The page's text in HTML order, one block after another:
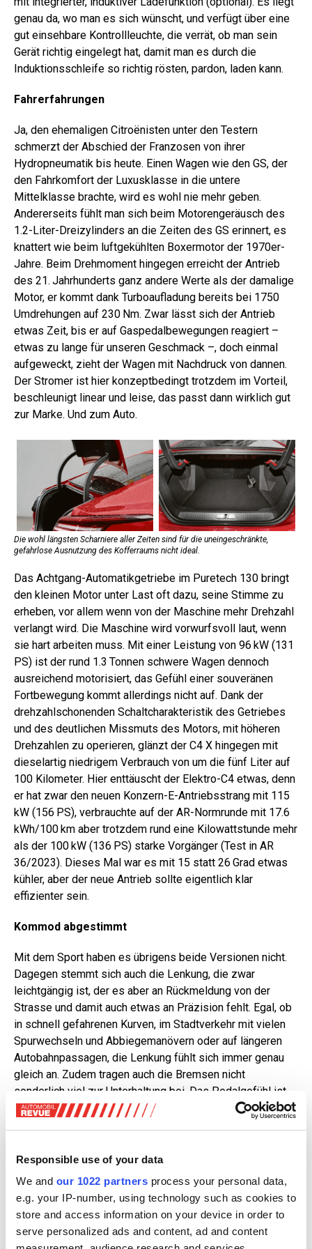
Responsible use of your data
We and our 1022 partners process your personal data,
e.g. your IP-number, using technology such as cookies to
store and access information on your device in order to
serve personalized ads and content, ad and content
genau da, wo man es sich wünscht, und verfügt über eine
gut einsehbare Kontrollleuchte, die verrät, ob man sein
Gerät richtig eingelegt hat, damit man es durch die
Induktionsschleife so richtig rösten, pardon, laden kann.
Fahrerfahrungen
Ja, den ehemaligen Citroënisten unter den Testern
schmerzt der Abschied der Franzosen von ihrer
Hydropneumatik bis heute. Einen Wagen wie den GS, der
den Fahrkomfort der Luxusklasse in die untere
Mittelklasse brachte, wird es wohl nie mehr geben.
Andererseits fühlt man sich beim Motorengeräusch des
1.2-Liter-Dreizylinders an die Zeiten des GS erinnert, es
knattert wie beim luftgekühlten Boxermotor der 1970er-
Jahre. Beim Drehmoment hingegen erreicht der Antrieb
des 21. Jahrhunderts ganz andere Werte als der damalige
Motor, er kommt dank Turboaufladung bereits bei 1750
Umdrehungen auf 230 Nm. Zwar lässt sich der Antrieb
etwas Zeit, bis er auf Gaspedalbewegungen reagiert –
etwas zu lange für unseren Geschmack –, doch einmal
aufgeweckt, zieht der Wagen mit Nachdruck von dannen.
Der Stromer ist hier konzeptbedingt trotzdem im Vorteil,
beschleunigt linear und leise, das passt dann wirklich gut
zur Marke. Und zum Auto.
Die wohl längsten Scharniere aller Zeiten sind für die uneingeschränkte,
gefahrlose Ausnutzung des Kofferraums nicht ideal.
Das Achtgang-Automatikgetriebe im Puretech 130 bringt
den kleinen Motor unter Last oft dazu, seine Stimme zu
erheben, vor allem wenn von der Maschine mehr Drehzahl
verlangt wird. Die Maschine wird vorwurfsvoll laut, wenn
sie hart arbeiten muss. Mit einer Leistung von 96 kW (131
PS) ist der rund 1.3 Tonnen schwere Wagen dennoch
ausreichend motorisiert, das Gefühl einer souveränen
Fortbewegung kommt allerdings nicht auf. Dank der
drehzahlschonenden Schaltcharakteristik des Getriebes
und des deutlichen Missmuts des Motors, mit höheren
Drehzahlen zu operieren, glänzt der C4 X hingegen mit
diesel­artig niedrigem Verbrauch von um die fünf Liter auf
100 Kilometer. Hier enttäuscht der Elektro-C4 etwas, denn
er hat zwar den neuen Konzern-E-Antriebsstrang mit 115
kW (156 PS), verbrauchte auf der AR-Normrunde mit 17.6
kWh/100 km aber trotzdem rund ­eine Kilowattstunde mehr
als der 100 kW (136 PS) starke Vorgänger (Test in AR
36/2023). Dieses Mal war es mit 15 statt 26 Grad etwas
kühler, aber der neue Antrieb sollte eigentlich klar
effizienter sein.
Kommod abgestimmt
Mit dem Sport haben es übrigens beide Versionen nicht.
Dagegen stemmt sich auch die Lenkung, die zwar
leichtgängig ist, der es aber an Rückmeldung von der
Strasse und damit auch etwas an Präzision fehlt. Egal, ob
in schnell gefahrenen Kurven, im Stadtverkehr mit vielen
Spurwechseln und Abbiegemanövern oder auf längeren
Autobahnpassagen, die Lenkung fühlt sich immer genau
gleich an. Zudem tragen auch die Bremsen nicht
sonderlich viel zur Unterhaltung bei. Das Pedalgefühl ist
schwammig und das Dosieren der Bremswirkung nicht
der C4 X erfordert ein recht energisches Drauftreten, bis
er reagiert. Der Stromer fühlt sich hier etwas besser an.